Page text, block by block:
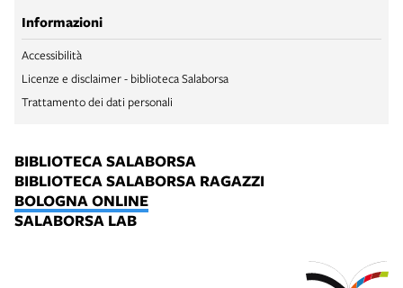
Informazioni
Accessibilità
Licenze e disclaimer - biblioteca Salaborsa
Trattamento dei dati personali
BIBLIOTECA SALABORSA
BIBLIOTECA SALABORSA RAGAZZI
BOLOGNA ONLINE
SALABORSA LAB